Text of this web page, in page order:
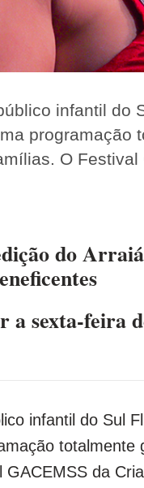
infantil do
programação
O
do
sexta-feira
infantil do Sul
da